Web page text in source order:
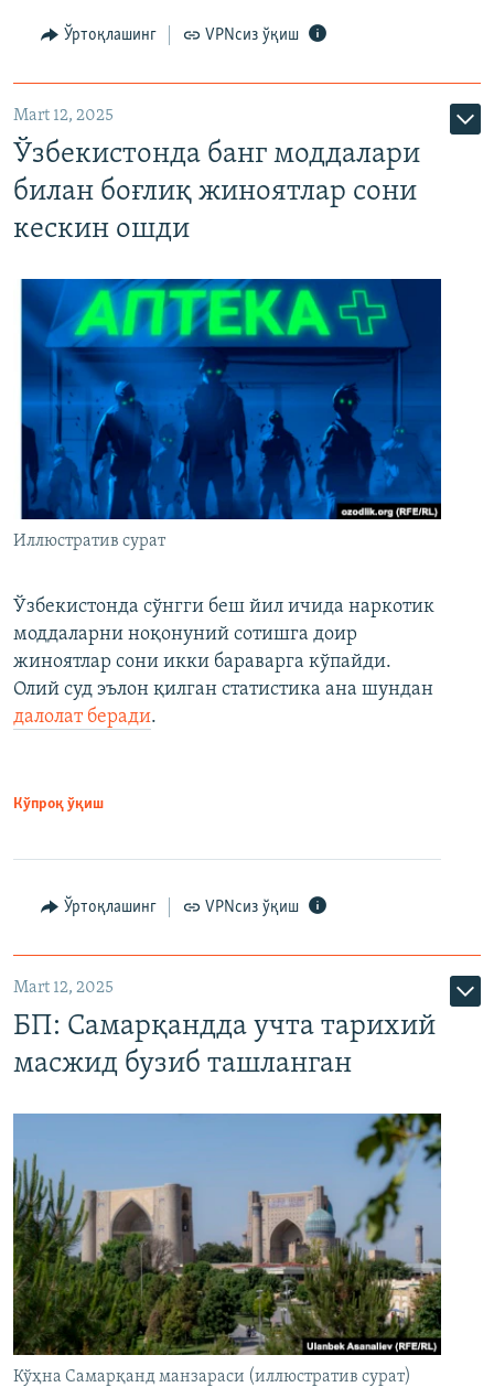
Ўртоқлашинг VPNсиз ўқиш
Mart 12, 2025
Ўзбекистонда банг моддалари
билан боғлиқ жиноятлар сони
кескин ошди
Иллюстратив сурат
Ўзбекистонда сўнгги беш йил ичида наркотик
моддаларни ноқонуний сотишга доир
жиноятлар сони икки бараварга кўпайди.
Олий суд эълон қилган статистика ана шундан
далолат беради.
Кўпроқ ўқиш
Ўртоқлашинг VPNсиз ўқиш
Mart 12, 2025
БП: Самарқандда учта тарихий
масжид бузиб ташланган
Кўҳна Самарқанд манзараси (иллюстратив сурат)